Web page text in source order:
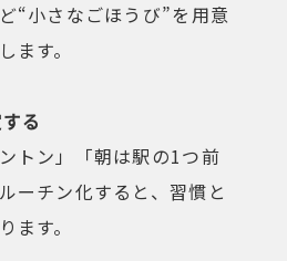
“小さなごほうび”を用意
ます。
る
トン」「朝は駅の1つ前
ーチン化すると、習慣と
ます。